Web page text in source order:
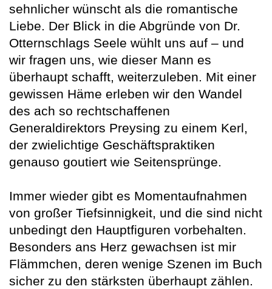
sehnlicher wünscht als die romantische
Liebe. Der Blick in die Abgründe von Dr.
Otternschlags Seele wühlt uns auf – und
wir fragen uns, wie dieser Mann es
überhaupt schafft, weiterzuleben. Mit einer
gewissen Häme erleben wir den Wandel
des ach so rechtschaffenen
Generaldirektors Preysing zu einem Kerl,
der zwielichtige Geschäftspraktiken
genauso goutiert wie Seitensprünge.
Immer wieder gibt es Momentaufnahmen
von großer Tiefsinnigkeit, und die sind nicht
unbedingt den Hauptfiguren vorbehalten.
Besonders ans Herz gewachsen ist mir
Flämmchen, deren wenige Szenen im Buch
sicher zu den stärksten überhaupt zählen.